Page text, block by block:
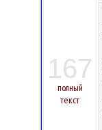
167
полный
текст